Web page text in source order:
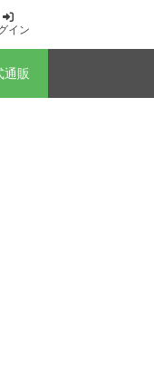
イン
通販